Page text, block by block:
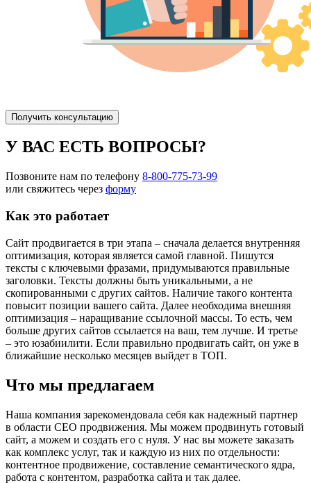
Получить консультацию
У ВАС ЕСТЬ ВОПРОСЫ?
Позвоните нам по телефону 8-800-775-73-99
или свяжитесь через форму
Как это работает
Сайт продвигается в три этапа – сначала делается внутренняя
оптимизация, которая является самой главной. Пишутся
тексты с ключевыми фразами, придумываются правильные
заголовки. Тексты должны быть уникальными, а не
скопированными с других сайтов. Наличие такого контента
повысит позиции вашего сайта. Далее необходима внешняя
оптимизация – наращивание ссылочной массы. То есть, чем
больше других сайтов ссылается на ваш, тем лучше. И третье
– это юзабиилити. Если правильно продвигать сайт, он уже в
ближайшие несколько месяцев выйдет в ТОП.
Что мы предлагаем
Наша компания зарекомендовала себя как надежный партнер
в области СЕО продвижения. Мы можем продвинуть готовый
сайт, а можем и создать его с нуля. У нас вы можете заказать
как комплекс услуг, так и каждую из них по отдельности:
контентное продвижение, составление семантического ядра,
работа с контентом, разработка сайта и так далее.